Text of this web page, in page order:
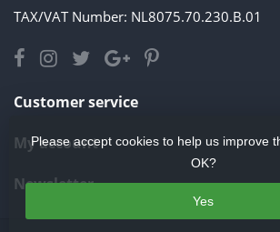
TAX/VAT Number: NL8075.70.230.B.01
Customer service
My account
Newsletter
Please accept cookies to help us improve
OK?
Yes